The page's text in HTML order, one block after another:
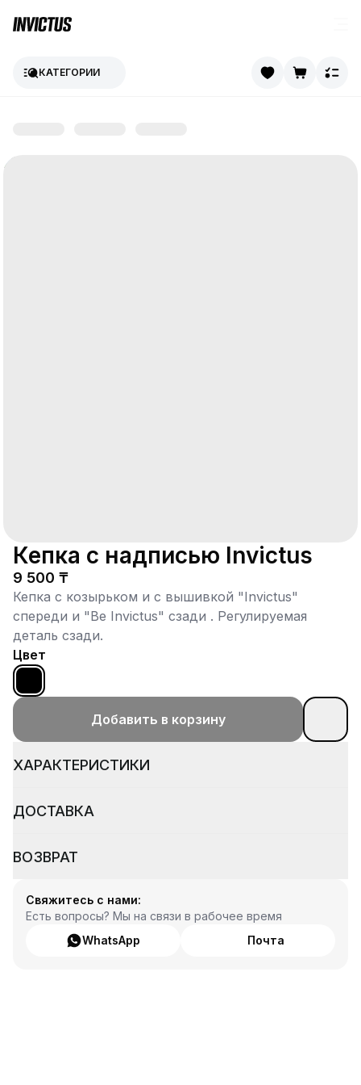
КАТЕГОРИИ
Кепка с надписью Invictus
9 500 ₸
Кепка с козырьком и c вышивкой "Invictus"
спереди и "Be Invictus" сзади . Регулируемая
деталь сзади.
Цвет
Добавить в корзину
ХАРАКТЕРИСТИКИ
ДОСТАВКА
ВОЗВРАТ
Свяжитесь с нами:
Есть вопросы? Мы на связи в рабочее время
WhatsApp
Почта